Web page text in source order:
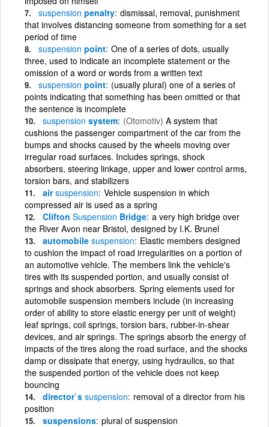
suspension penalty dismissal, removal, punishment
that involves distancing someone from something for a set
period of time
suspension point One of a series of dots, usually
three, used to indicate an incomplete statement or the
omission of a word or words from a written text
suspension point (usually plural) one of a series of
points indicating that something has been omitted or that
the sentence is incomplete
suspension system (Otomotiv) A system that
cushions the passenger compartment of the car from the
bumps and shocks caused by the wheels moving over
irregular road surfaces. Includes springs, shock
absorbers, steering linkage, upper and lower control arms,
torsion bars, and stabilizers
airsuspension Vehicle suspension in which
compressed air is used as a spring
Clifton Suspension Bridge a very high bridge over
the River Avon near Bristol, designed by I.K. Brunel
automobile suspension Elastic members designed
to cushion the impact of road irregularities on a portion of
an automotive vehicle. The members link the vehicle's
tires with its suspended portion, and usually consist of
springs and shock absorbers. Spring elements used for
automobile suspension members include (in increasing
order of ability to store elastic energy per unit of weight)
leaf springs, coil springs, torsion bars, rubber-in-shear
devices, and air springs. The springs absorb the energy of
impacts of the tires along the road surface, and the shocks
damp or dissipate that energy, using hydraulics, so that
the suspended portion of the vehicle does not keep
bouncing
director`s suspension removal of a director from his
position
suspensions plural of suspension